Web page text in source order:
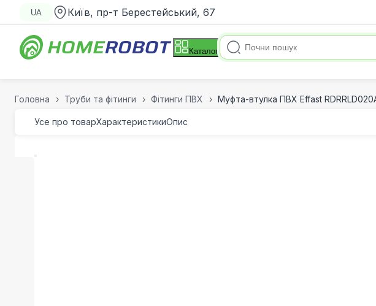
UA Київ, пр-т Берестейський, 67
Каталог
Головна Труби та фітинги Фітинги ПВХ Муфта-втулка ПВХ Effast
Усе про товарХарактеристикиОпис